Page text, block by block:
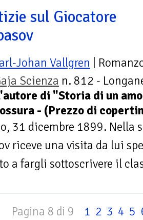
sul Giocatore
Johan Vallgren |
Scienza n. 812 -
di "Storia di un
- (Prezzo di
31 dicembre 1899. Nella
riceve una visita da lui
a fargli sottoscrivere il
Pagina 8 di 9 1 2 3 4 5